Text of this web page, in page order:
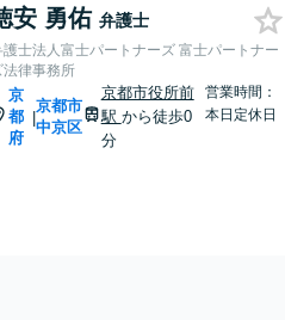
安 勇佑 弁護士
護士法人富士パートナーズ 富士パートナー
法律事務所
京
都
府
|
京都市
中京区
京都市役所前
駅 から徒歩0
分
営業時間：
本日定休日